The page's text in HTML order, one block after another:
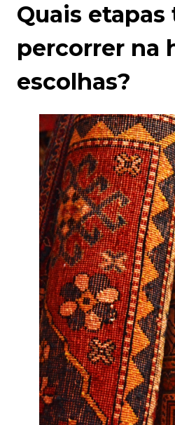
Quais
percorrer na
escolhas?